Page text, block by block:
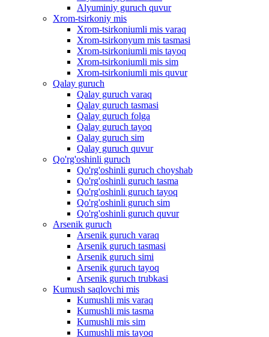
Alyuminiy guruch quvur
Xrom-tsirkoniy mis
Xrom-tsirkoniumli mis varaq
Xrom-tsirkonyum mis tasmasi
Xrom-tsirkoniumli mis tayoq
Xrom-tsirkoniumli mis sim
Xrom-tsirkoniumli mis quvur
Qalay guruch
Qalay guruch varaq
Qalay guruch tasmasi
Qalay guruch folga
Qalay guruch tayoq
Qalay guruch sim
Qalay guruch quvur
Qo'rg'oshinli guruch
Qo'rg'oshinli guruch choyshab
Qo'rg'oshinli guruch tasma
Qo'rg'oshinli guruch tayoq
Qo'rg'oshinli guruch sim
Qo'rg'oshinli guruch quvur
Arsenik guruch
Arsenik guruch varaq
Arsenik guruch tasmasi
Arsenik guruch simi
Arsenik guruch tayoq
Arsenik guruch trubkasi
Kumush saqlovchi mis
Kumushli mis varaq
Kumushli mis tasma
Kumushli mis sim
Kumushli mis tayoq